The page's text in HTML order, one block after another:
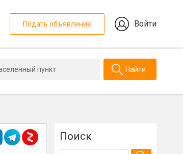
Подать объявление Войти
Найти
Поиск